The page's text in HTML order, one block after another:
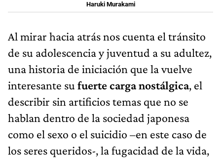
Haruki Murakami
Al mirar hacia atrás nos cuenta el tránsito
de su adolescencia y juventud a su adultez,
una historia de iniciación que la vuelve
interesante su fuerte carga nostálgica, el
describir sin artificios temas que no se
hablan dentro de la sociedad japonesa
como el sexo o el suicidio –en este caso de
los seres queridos-, la fugacidad de la vida,